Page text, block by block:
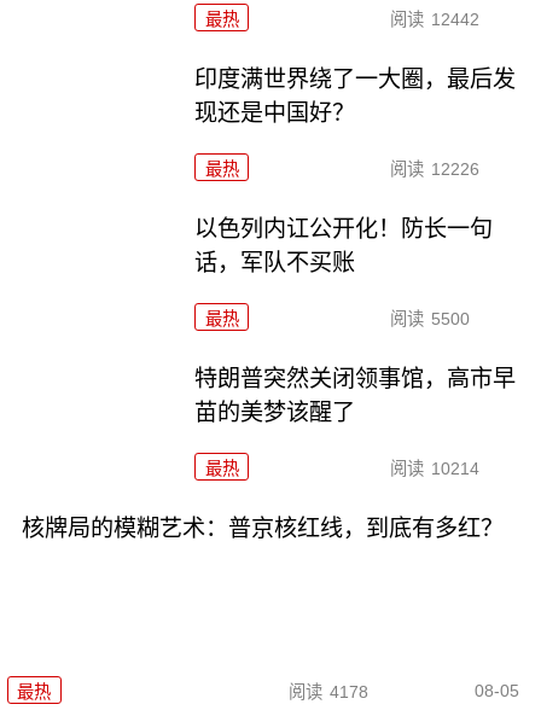
最热 阅读 12442
印度满世界绕了一大圈，最后发
现还是中国好？
最热 阅读 12226
以色列内讧公开化！防长一句
话，军队不买账
最热 阅读 5500
特朗普突然关闭领事馆，高市早
苗的美梦该醒了
最热 阅读 10214
核牌局的模糊艺术：普京核红线，到底有多红？
最热 阅读 4178 08-05